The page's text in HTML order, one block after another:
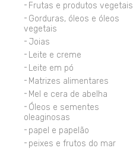
Frutas e produtos vegetais
Gorduras, óleos e óleos
vegetais
Joias
Leite e creme
Leite em pó
Matrizes alimentares
Mel e cera de abelha
Óleos e sementes
oleaginosas
papel e papelão
peixes e frutos do mar